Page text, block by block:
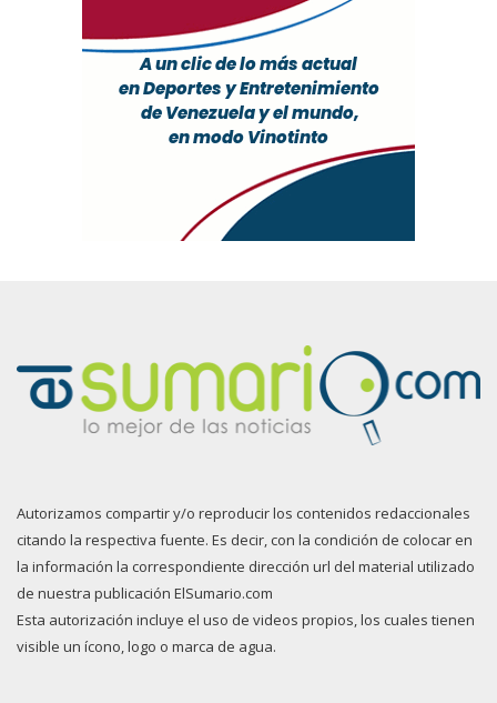
Autorizamos compartir y/o reproducir los contenidos redaccionales
citando la respectiva fuente. Es decir, con la condición de colocar en
la información la correspondiente dirección url del material utilizado
de nuestra publicación ElSumario.com
Esta autorización incluye el uso de videos propios, los cuales tienen
visible un ícono, logo o marca de agua.